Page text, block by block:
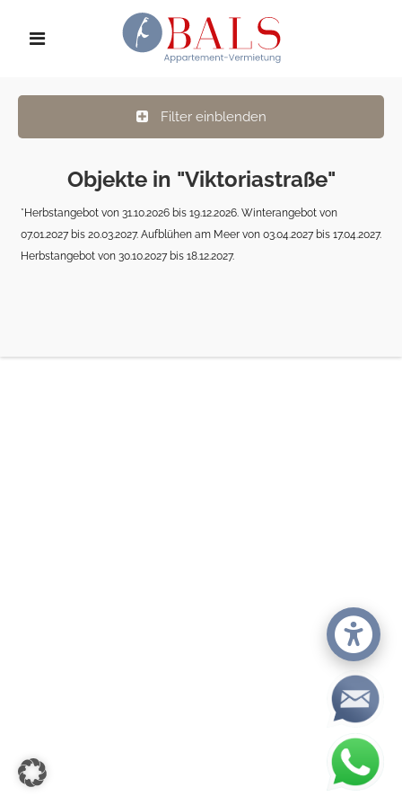
Filter einblenden
Objekte in "Viktoriastraße"
*Herbstangebot von 31.10.2026 bis 19.12.2026. Winterangebot von
07.01.2027 bis 20.03.2027. Aufblühen am Meer von 03.04.2027 bis 17.04.2027.
Herbstangebot von 30.10.2027 bis 18.12.2027.